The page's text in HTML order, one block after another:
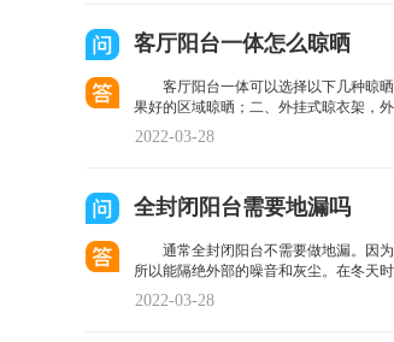
客厅阳台一体怎么晾晒
客厅阳台一体可以选择以下几种晾
果好的区域晾晒；二、外挂式晾衣架，
2022-03-28
全封闭阳台需要地漏吗
通常全封闭阳台不需要做地漏。因
所以能隔绝外部的噪音和灰尘。在冬天
2022-03-28